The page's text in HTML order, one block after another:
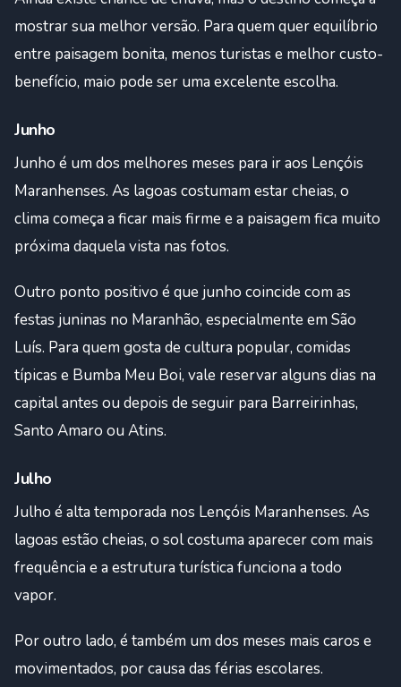
mostrar sua melhor versão. Para quem quer equilíbrio
entre paisagem bonita, menos turistas e melhor custo-
benefício, maio pode ser uma excelente escolha.
Junho
Junho é um dos melhores meses para ir aos Lençóis
Maranhenses. As lagoas costumam estar cheias, o
clima começa a ficar mais firme e a paisagem fica muito
próxima daquela vista nas fotos.
Outro ponto positivo é que junho coincide com as
festas juninas no Maranhão, especialmente em São
Luís. Para quem gosta de cultura popular, comidas
típicas e Bumba Meu Boi, vale reservar alguns dias na
capital antes ou depois de seguir para Barreirinhas,
Santo Amaro ou Atins.
Julho
Julho é alta temporada nos Lençóis Maranhenses. As
lagoas estão cheias, o sol costuma aparecer com mais
frequência e a estrutura turística funciona a todo
vapor.
Por outro lado, é também um dos meses mais caros e
movimentados, por causa das férias escolares.